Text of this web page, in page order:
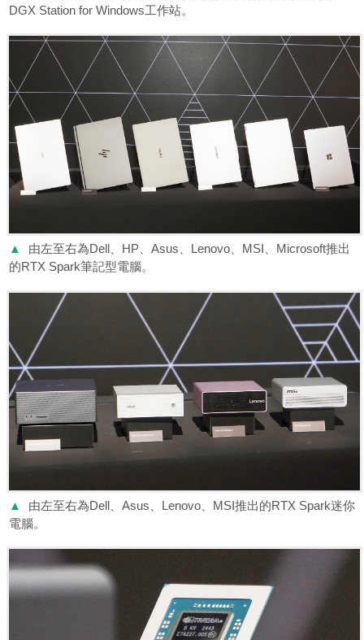
DGX Station for Windows工作站。
▲
由左至右為Dell、HP、Asus、Lenovo、MSI、Microsoft推出
的RTX Spark筆記型電腦。
▲
由左至右為Dell、Asus、Lenovo、MSI推出的RTX Spark迷你
電腦。